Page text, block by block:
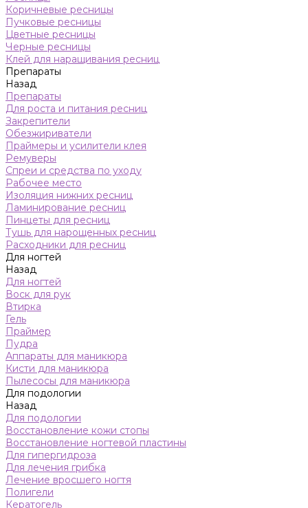
Коричневые ресницы
Пучковые ресницы
Цветные ресницы
Черные ресницы
Клей для наращивания ресниц
Препараты
Назад
Препараты
Для роста и питания ресниц
Закрепители
Обезжириватели
Праймеры и усилители клея
Ремуверы
Спреи и средства по уходу
Рабочее место
Изоляция нижних ресниц
Ламинирование ресниц
Пинцеты для ресниц
Тушь для нарощенных ресниц
Расходники для ресниц
Для ногтей
Назад
Для ногтей
Воск для рук
Втирка
Гель
Праймер
Пудра
Аппараты для маникюра
Кисти для маникюра
Пылесосы для маникюра
Для подологии
Назад
Для подологии
Восстановление кожи стопы
Восстановление ногтевой пластины
Для гипергидроза
Для лечения грибка
Лечение вросшего ногтя
Полигели
Кератогель